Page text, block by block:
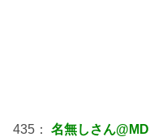
435： 名無しさん@MD